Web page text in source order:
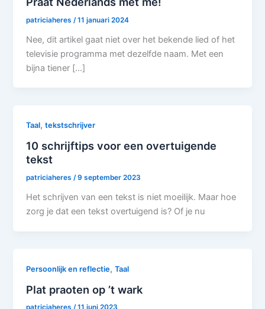
patriciaheres /11 januari 2024
Nee, dit artikel gaat niet over het bekende lied of het
televisie programma met dezelfde naam. Met een
bijna tiener […]
Taal,tekstschrijver
10 schrijftips voor een overtuigende
tekst
patriciaheres/9 september 2023
Het schrijven van een tekst is niet moeilijk. Maar hoe
zorg je dat een tekst overtuigend is? Of je nu
Persoonlijk en reflectie,Taal
Plat praoten op ’t wark